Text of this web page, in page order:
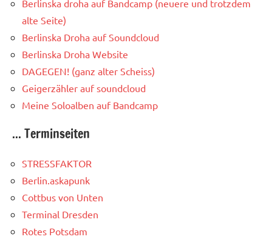
Berlinska droha auf Bandcamp (neuere und trotzdem
alte Seite)
Berlinska Droha auf Soundcloud
Berlinska Droha Website
DAGEGEN! (ganz alter Scheiss)
Geigerzähler auf soundcloud
Meine Soloalben auf Bandcamp
... Terminseiten
STRESSFAKTOR
Berlin.askapunk
Cottbus von Unten
Terminal Dresden
Rotes Potsdam